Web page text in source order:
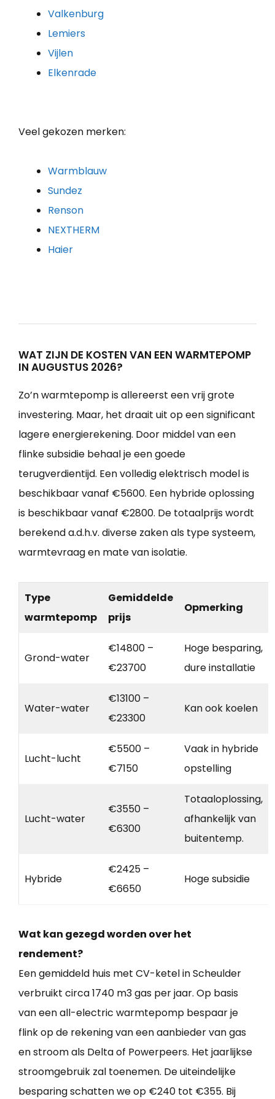
Valkenburg
Lemiers
Vijlen
Elkenrade
Veel gekozen merken:
Warmblauw
Sundez
Renson
NEXTHERM
Haier
WAT ZIJN DE KOSTEN VAN EEN WARMTEPOMP
IN AUGUSTUS 2026?
Zo’n warmtepomp is allereerst een vrij grote
investering. Maar, het draait uit op een significant
lagere energierekening. Door middel van een
flinke subsidie behaal je een goede
terugverdientijd. Een volledig elektrisch model is
beschikbaar vanaf €5600. Een hybride oplossing
is beschikbaar vanaf €2800. De totaalprijs wordt
berekend a.d.h.v. diverse zaken als type systeem,
warmtevraag en mate van isolatie.
Type
warmtepomp
Gemiddelde
prijs
Opmerking
Grond-water
€14800 –
€23700
Hoge besparing,
dure installatie
Water-water
€13100 –
€23300
Kan ook koelen
Lucht-lucht
€5500 –
€7150
Vaak in hybride
opstelling
Lucht-water
€3550 –
€6300
Totaaloplossing,
afhankelijk van
buitentemp.
Hybride
€2425 –
€6650
Hoge subsidie
Wat kan gezegd worden over het
rendement?
Een gemiddeld huis met CV-ketel in Scheulder
verbruikt circa 1740 m3 gas per jaar. Op basis
van een all-electric warmtepomp bespaar je
flink op de rekening van een aanbieder van gas
en stroom als Delta of Powerpeers. Het jaarlijkse
stroomgebruik zal toenemen. De uiteindelijke
besparing schatten we op €240 tot €355. Bij